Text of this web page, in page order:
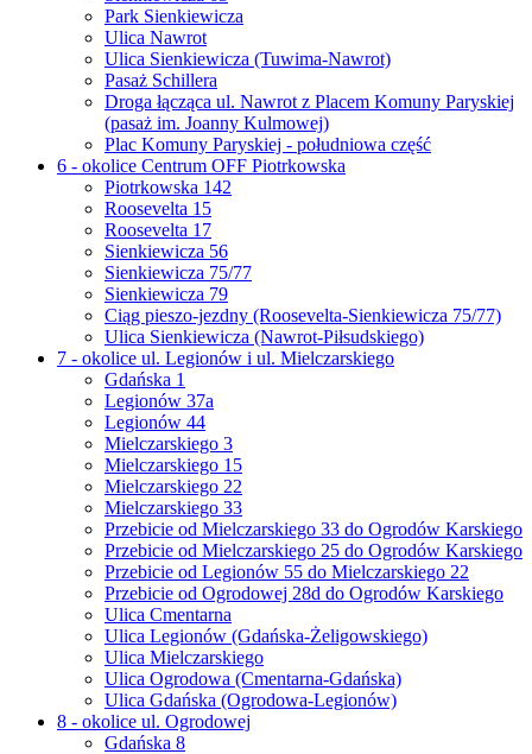
Park Sienkiewicza
Ulica Nawrot
Ulica Sienkiewicza (Tuwima-Nawrot)
Pasaż Schillera
Droga łącząca ul. Nawrot z Placem Komuny Paryskiej
(pasaż im. Joanny Kulmowej)
Plac Komuny Paryskiej - południowa część
6 - okolice Centrum OFF Piotrkowska
Piotrkowska 142
Roosevelta 15
Roosevelta 17
Sienkiewicza 56
Sienkiewicza 75/77
Sienkiewicza 79
Ciąg pieszo-jezdny (Roosevelta-Sienkiewicza 75/77)
Ulica Sienkiewicza (Nawrot-Piłsudskiego)
7 - okolice ul. Legionów i ul. Mielczarskiego
Gdańska 1
Legionów 37a
Legionów 44
Mielczarskiego 3
Mielczarskiego 15
Mielczarskiego 22
Mielczarskiego 33
Przebicie od Mielczarskiego 33 do Ogrodów Karskiego
Przebicie od Mielczarskiego 25 do Ogrodów Karskiego
Przebicie od Legionów 55 do Mielczarskiego 22
Przebicie od Ogrodowej 28d do Ogrodów Karskiego
Ulica Cmentarna
Ulica Legionów (Gdańska-Żeligowskiego)
Ulica Mielczarskiego
Ulica Ogrodowa (Cmentarna-Gdańska)
Ulica Gdańska (Ogrodowa-Legionów)
8 - okolice ul. Ogrodowej
Gdańska 8